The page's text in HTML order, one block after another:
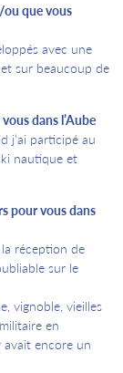
que vous
avec une
sur beaucoup de
dans l’Aube
j’ai participé au
nautique et
pour vous dans
réception de
sur le
vignoble, vieilles
en
avait encore un